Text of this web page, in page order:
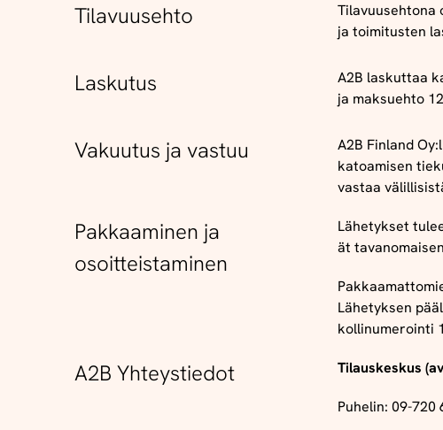
Tilavuusehto Tilavuusehtona
ja toimitusten
Laskutus A2B laskuttaa
ja maksuehto 12
Vakuutus ja vastuu
A2B Finland
katoamisen
vastaa
Pakkaaminen ja
osoitteistaminen
Lähetykset
ät tavanomaisen
Lähetyksen
kollinumerointi
A2B Yhteystiedot Tilauskeskus
Puhelin: 09-720